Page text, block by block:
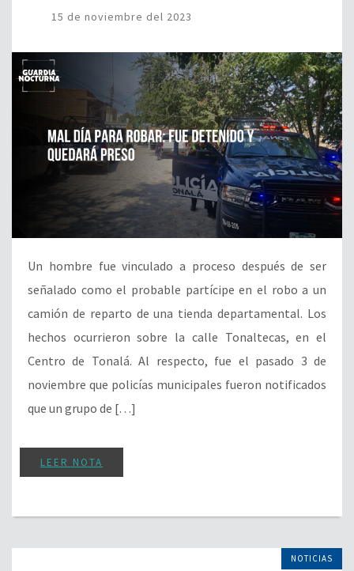
15 de noviembre del 2023
Un hombre fue vinculado a proceso después de ser
señalado como el probable partícipe en el robo a un
camión de reparto de una tienda departamental. Los
hechos ocurrieron sobre la calle Tonaltecas, en el
Centro de Tonalá. Al respecto, fue el pasado 3 de
noviembre que policías municipales fueron notificados
que un grupo de […]
LEER NOTA
NOTICIAS